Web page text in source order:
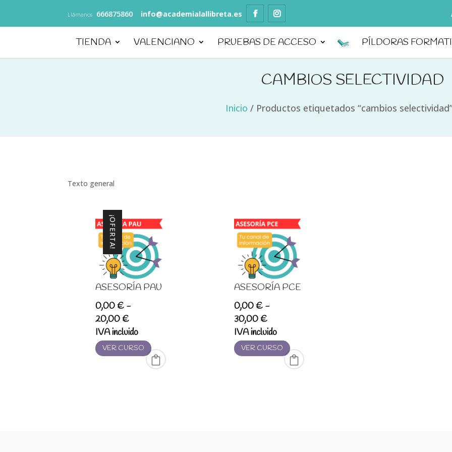
Llámanos 666875860 info@academialallibreta.es
TIENDA VALENCIANO PRUEBAS DE ACCESO PÍLDORAS
CAMBIOS SELECTIVIDAD
Inicio / Productos etiquetados “cambios
Texto general
¡OFERTA!
ASESORÍA PAU
0,00€ -
20,00€Rango
de
precios:
desde
0,00 €
IVA incluido
VER CURSO
ASESORÍA PCE
0,00€ -
30,00€Rango
de
precios:
desde
0,00 €
IVA incluido
VER CURSO